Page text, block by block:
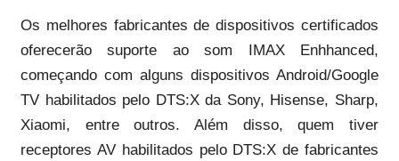
Os melhores fabricantes de dispositivos certificados
oferecerão suporte ao som IMAX Enhhanced,
começando com alguns dispositivos Android/Google
TV habilitados pelo DTS:X da Sony, Hisense, Sharp,
Xiaomi, entre outros. Além disso, quem tiver
receptores AV habilitados pelo DTS:X de fabricantes